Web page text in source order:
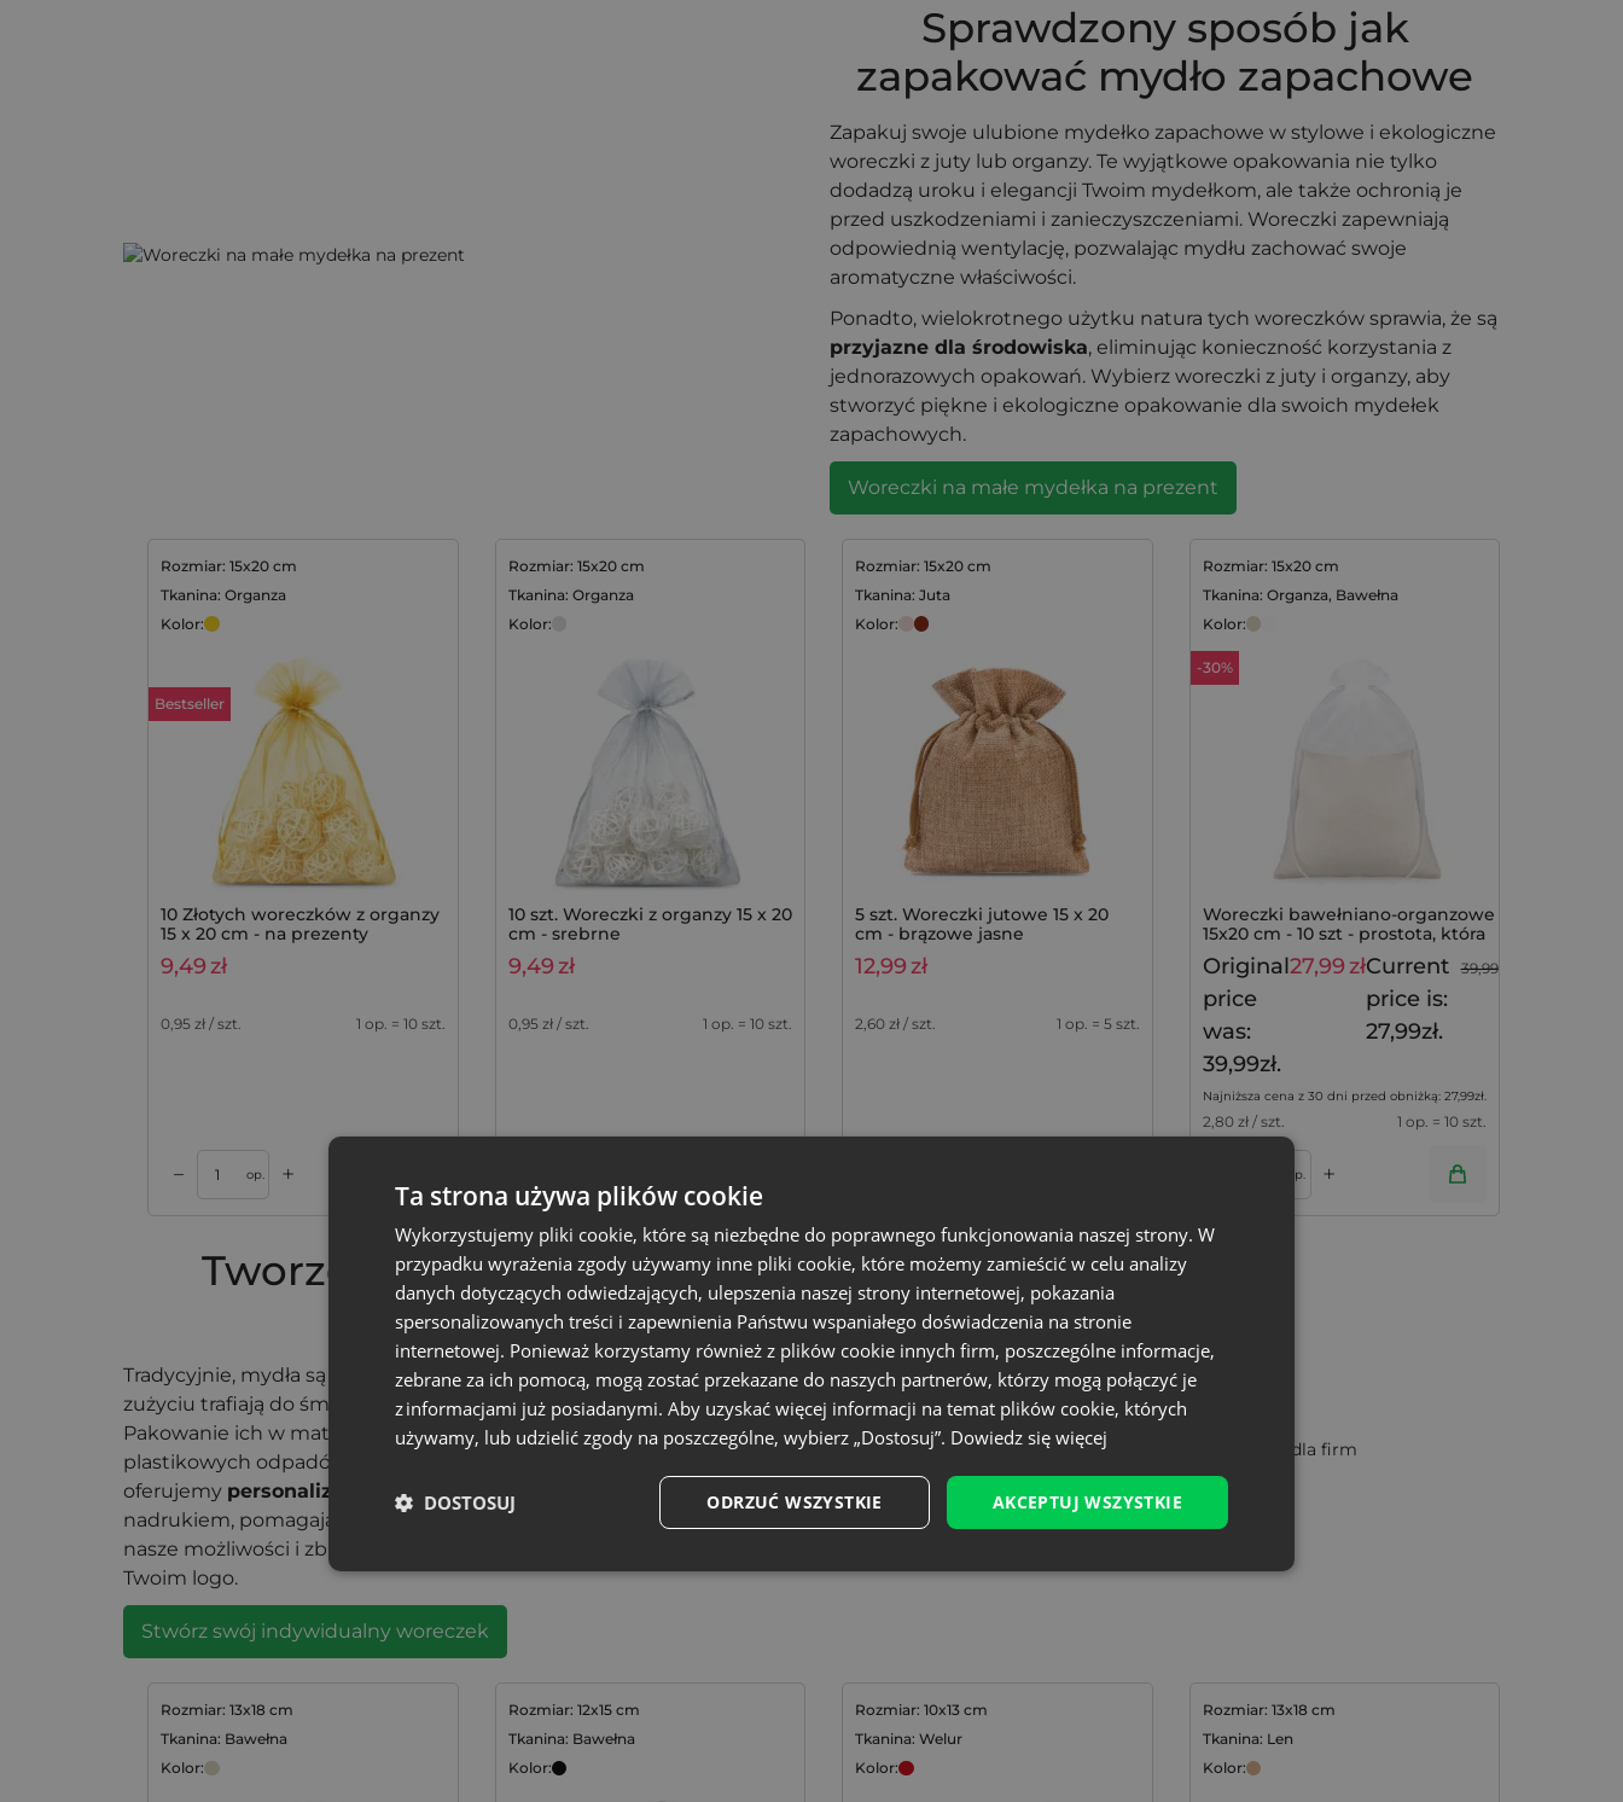
Sprawdzony sposób jak
zapakować mydło zapachowe
Zapakuj swoje ulubione mydełko zapachowe w stylowe i ekologiczne
woreczki z juty lub organzy. Te wyjątkowe opakowania nie tylko
dodadzą uroku i elegancji Twoim mydełkom, ale także ochronią je
przed uszkodzeniami i zanieczyszczeniami. Woreczki zapewniają
odpowiednią wentylację, pozwalając mydłu zachować swoje
aromatyczne właściwości.
Ponadto, wielokrotnego użytku natura tych woreczków sprawia, że są
przyjazne dla środowiska, eliminując konieczność korzystania z
jednorazowych opakowań. Wybierz woreczki z juty i organzy, aby
stworzyć piękne i ekologiczne opakowanie dla swoich mydełek
zapachowych.
Woreczki na małe mydełka na prezent
Rozmiar: 15x20 cm
Tkanina: Organza
Kolor:
Bestseller
10 Złotych woreczków z organzy
15 x 20 cm - na prezenty
9,49zł
0,95 zł / szt. 1 op. = 10 szt.
– op. +
Rozmiar: 15x20 cm
Tkanina: Organza
Kolor:
10 szt. Woreczki z organzy 15 x 20
cm - srebrne
9,49zł
0,95 zł / szt. 1 op. = 10 szt.
Dodaj do koszyka
Rozmiar: 15x20 cm
Tkanina: Juta
Kolor:
5 szt. Woreczki jutowe 15 x 20
cm - brązowe jasne
12,99zł
2,60 zł / szt. 1 op. = 5 szt.
Rozmiar: 15x20 cm
Tkanina: Organza, Bawełna
Kolor:
-30%
Woreczki bawełniano-organzowe
15x20 cm - 10 szt - prostota, która
robi wrażenie
39,99
Original
price
was:
39,99zł.
27,99złCurrent
price is:
27,99zł.
Najniższa cena z 30 dni przed obniżką: 27,99zł.
2,80 zł / szt. 1 op. = 10 szt.
op. +
Tworzenie własnej marki
mydełek
Tradycyjnie, mydła są pakowane w plastikowe opakowania, które po
zużyciu trafiają do śmieci i mogą negatywnie wpływać na środowisko.
Pakowanie ich w materiałowe woreczki zmniejsza generację
plastikowych odpadów i sprzyja budowaniu marki. W Saketos
oferujemy personalizowane woreczki na mydełka z logo
lub
nadrukiem, pomagając w kreowaniu wizerunku dla firm. Sprawdź
nasze możliwości i zbuduj swoją markę, dzięki naszym woreczkom z
Twoim logo.
Stwórz swój indywidualny woreczek
Rozmiar: 13x18 cm
Tkanina: Bawełna
Kolor:
Rozmiar: 12x15 cm
Tkanina: Bawełna
Kolor:
Rozmiar: 10x13 cm
Tkanina: Welur
Kolor:
Rozmiar: 13x18 cm
Tkanina: Len
Kolor:
Ta strona używa plików cookie
Wykorzystujemy pliki cookie, które są niezbędne do poprawnego funkcjonowania naszej strony. W
przypadku wyrażenia zgody używamy inne pliki cookie, które możemy zamieścić w celu analizy
danych dotyczących odwiedzających, ulepszenia naszej strony internetowej, pokazania
spersonalizowanych treści i zapewnienia Państwu wspaniałego doświadczenia na stronie
internetowej. Ponieważ korzystamy również z plików cookie innych firm, poszczególne informacje,
zebrane za ich pomocą, mogą zostać przekazane do naszych partnerów, którzy mogą połączyć je
z informacjami już posiadanymi. Aby uzyskać więcej informacji na temat plików cookie, których
używamy, lub udzielić zgody na poszczególne, wybierz „Dostosuj”. Dowiedz się więcej
AKCEPTUJ WSZYSTKIE
ODRZUĆ WSZYSTKIE
DOSTOSUJ